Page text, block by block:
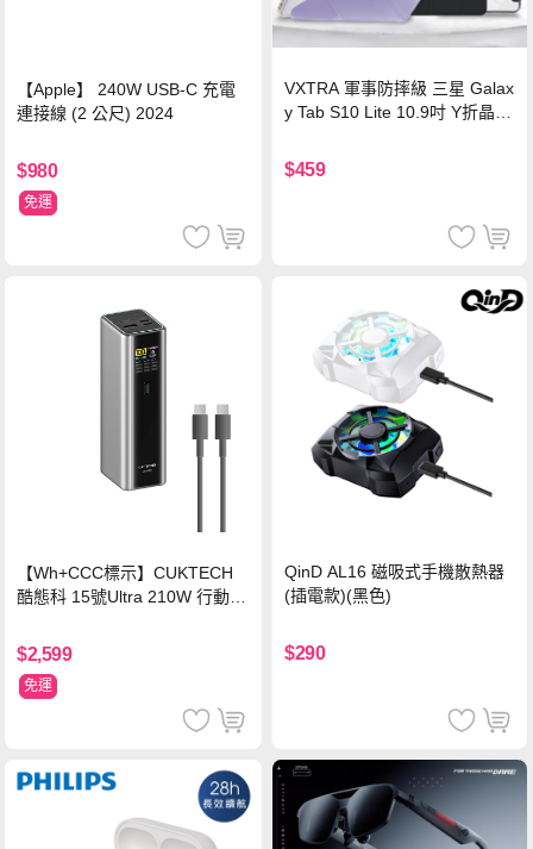
【Apple】 240W USB-C 充電
連接線 (2 公尺) 2024
$980
免運
VXTRA 軍事防摔級 三星 Galax
y Tab S10 Lite 10.9吋 Y折晶透
$459
【Wh+CCC標示】CUKTECH
酷態科 15號Ultra 210W 行動電
$2,599
免運
QinD AL16 磁吸式手機散熱器
(插電款)(黑色)
$290